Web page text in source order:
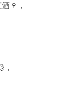
🍷，